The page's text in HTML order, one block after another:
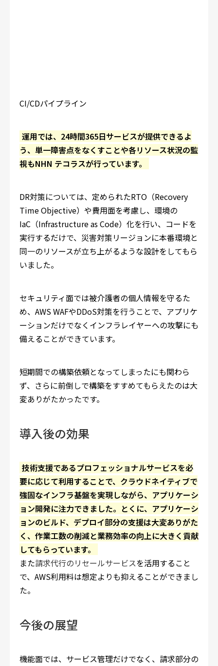
CI/CDパイプライン
運用では、24時間365日サービスが提供できるよ
う、単一障害点をなくすことや各リソース状況の監
視もNHN テコラスが行っています。
DR対策については、定められたRTO（Recovery
Time Objective）や費用面を考慮し、環境の
IaC（Infrastructure as Code）化を行い、コードを
実行するだけで、災害対策リージョンに本番環境と
同一のリソースが立ち上がるような設計をしてもら
いました。
セキュリティ面では被介護者の個人情報を守るた
め、AWS WAFやDDoS対策を行うことで、アプリケ
ーションだけでなくインフラレイヤーへの攻撃にも
備えることができています。
短期間での構築依頼となってしまったにも関わら
ず、さらに前倒しで構築をすすめてもらえたのは大
変ありがたかったです。
導入後の効果
技術支援であるプロフェッショナルサービスを必
要に応じて利用することで、クラウドネイティブで
強固なインフラ基盤を実現しながら、アプリケーシ
ョン開発に注力できました。とくに、アプリケーシ
ョンのビルド、デプロイ部分の支援は大変ありがた
く、作業工数の削減と業務効率の向上に大きく貢献
してもらっています。
また請求代行のリセールサービスを活用すること
で、AWS利用料は想定よりも抑えることができまし
た。
今後の展望
機能面では、サービス管理だけでなく、請求部分の